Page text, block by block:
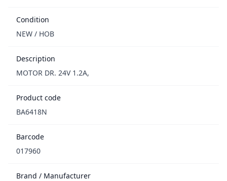
Condition
NEW / НОВ
Description
MOTOR DR. 24V 1.2A,
Product code
BA6418N
Barcode
017960
Brand / Manufacturer